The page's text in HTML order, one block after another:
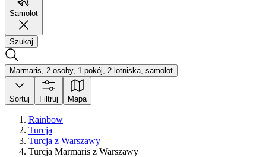
Samolot
Szukaj
Marmaris, 2 osoby, 1 pokój, 2 lotniska, samolot
Sortuj Filtruj Mapa
Rainbow
Turcja
Turcja z Warszawy
Turcja Marmaris z Warszawy